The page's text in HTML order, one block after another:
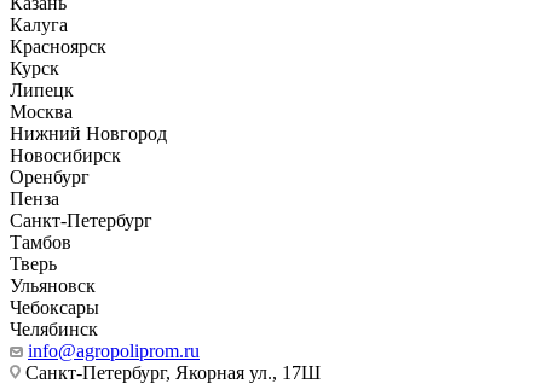
Калуга
Красноярск
Курск
Липецк
Москва
Нижний Новгород
Новосибирск
Оренбург
Пенза
Санкт-Петербург
Тамбов
Тверь
Ульяновск
Чебоксары
Челябинск
info@agropoliprom.ru
Санкт-Петербург, Якорная ул., 17Ш